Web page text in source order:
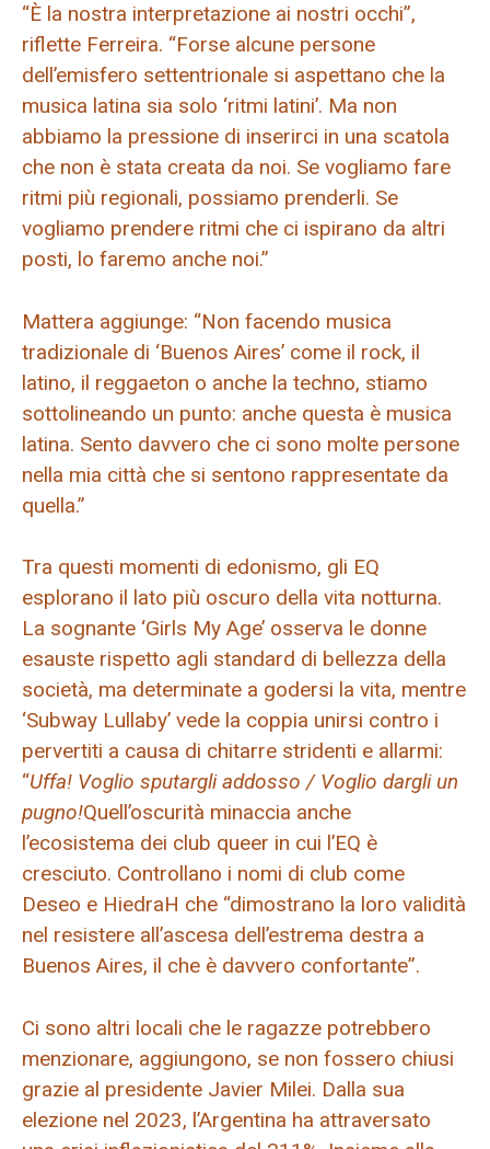
“È la nostra interpretazione ai nostri occhi”,
riflette Ferreira. “Forse alcune persone
dell’emisfero settentrionale si aspettano che la
musica latina sia solo ‘ritmi latini’. Ma non
abbiamo la pressione di inserirci in una scatola
che non è stata creata da noi. Se vogliamo fare
ritmi più regionali, possiamo prenderli. Se
vogliamo prendere ritmi che ci ispirano da altri
posti, lo faremo anche noi.”
Mattera aggiunge: “Non facendo musica
tradizionale di ‘Buenos Aires’ come il rock, il
latino, il reggaeton o anche la techno, stiamo
sottolineando un punto: anche questa è musica
latina. Sento davvero che ci sono molte persone
nella mia città che si sentono rappresentate da
quella.”
Tra questi momenti di edonismo, gli EQ
esplorano il lato più oscuro della vita notturna.
La sognante ‘Girls My Age’ osserva le donne
esauste rispetto agli standard di bellezza della
società, ma determinate a godersi la vita, mentre
‘Subway Lullaby’ vede la coppia unirsi contro i
pervertiti a causa di chitarre stridenti e allarmi:
“Uffa! Voglio sputargli addosso / Voglio dargli un
pugno!Quell’oscurità minaccia anche
l’ecosistema dei club queer in cui l’EQ è
cresciuto. Controllano i nomi di club come
Deseo e HiedraH che “dimostrano la loro validità
nel resistere all’ascesa dell’estrema destra a
Buenos Aires, il che è davvero confortante”.
Ci sono altri locali che le ragazze potrebbero
menzionare, aggiungono, se non fossero chiusi
grazie al presidente Javier Milei. Dalla sua
elezione nel 2023, l’Argentina ha attraversato